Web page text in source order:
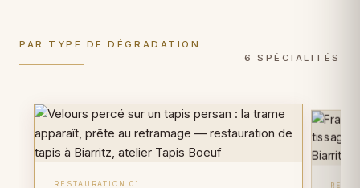
PAR TYPE DE DÉGRADATION
6 SPÉCIALITÉS
RESTAURATION 01